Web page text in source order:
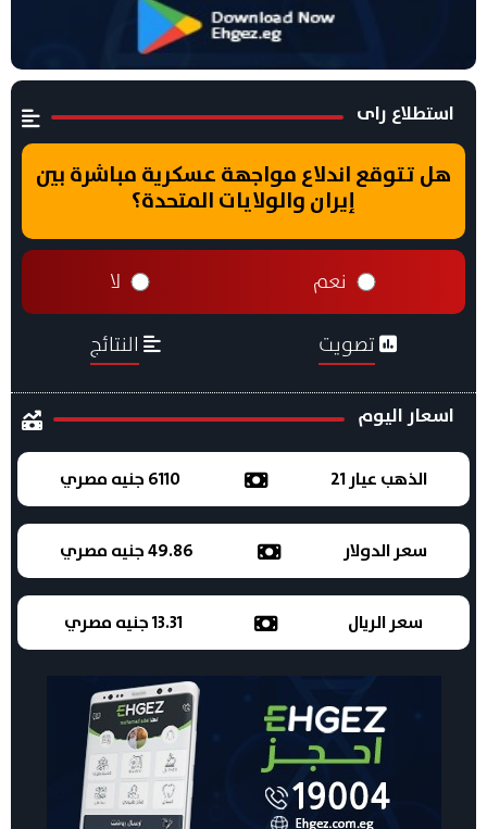
استطلاع راى
هل تتوقع اندلاع مواجهة عسكرية مباشرة بين
إيران والولايات المتحدة؟
نعم لا
تصويت النتائج
اسعار اليوم
الذهب عيار 21 6110 جنيه مصري
سعر الدولار 49.86 جنيه مصري
سعر الريال 13.31 جنيه مصري